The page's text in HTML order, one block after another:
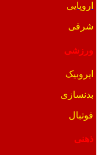
اروپایی
شرقی
ورزشی
ایروبیک
بدنسازی
فوتبال
ذهنی